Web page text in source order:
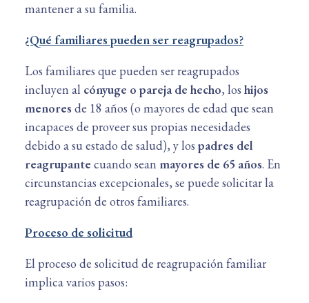
mantener a su familia.
¿Qué familiares pueden ser reagrupados?
Los familiares que pueden ser reagrupados
incluyen al cónyuge o pareja de hecho, los hijos
menores de 18 años (o mayores de edad que sean
incapaces de proveer sus propias necesidades
debido a su estado de salud), y los padres del
reagrupante cuando sean mayores de 65 años. En
circunstancias excepcionales, se puede solicitar la
reagrupación de otros familiares.
Proceso de solicitud
El proceso de solicitud de reagrupación familiar
implica varios pasos: